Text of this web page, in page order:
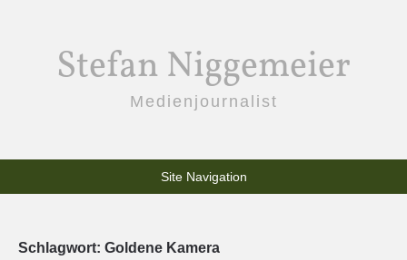
Stefan Niggemeier
Medienjournalist
Site Navigation
Schlagwort: Goldene Kamera